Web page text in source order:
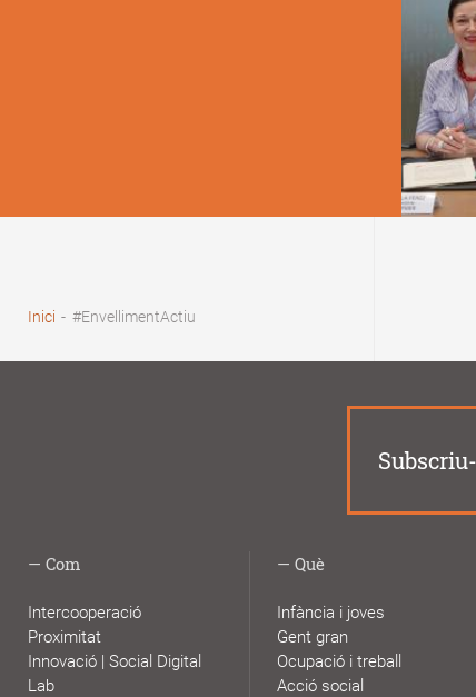
Inici - #EnvellimentActiu
Com
Intercooperació
Proximitat
Innovació | Social Digital
Lab
Què
Infància i joves
Gent gran
Ocupació i treball
Acció social